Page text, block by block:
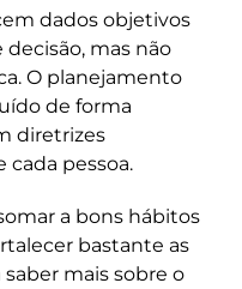
dados objetivos
mas não
O planejamento
de forma
diretrizes
cada pessoa.
a bons hábitos
bastante as
mais sobre o